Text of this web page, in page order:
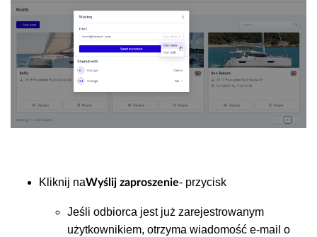
Kliknij naWyślij zaproszenie- przycisk
Jeśli odbiorca jest już zarejestrowanym
użytkownikiem, otrzyma wiadomość e-mail o